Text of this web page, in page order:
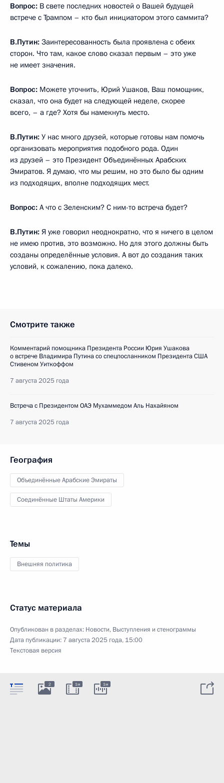
Вопрос: В свете последних новостей о Вашей будущей
встрече с Трампом – кто был инициатором этого саммита?
В.Путин: Заинтересованность была проявлена с обеих
сторон. Что там, какое слово сказал первым – это уже
не имеет значения.
Вопрос: Можете уточнить, Юрий Ушаков, Ваш помощник,
сказал, что она будет на следующей неделе, скорее
всего, – а где? Хотя бы намекнуть место.
В.Путин: У нас много друзей, которые готовы нам помочь
организовать мероприятия подобного рода. Один
из друзей – это Президент Объединённых Арабских
Эмиратов. Я думаю, что мы решим, но это было бы одним
из подходящих, вполне подходящих мест.
Вопрос: А что с Зеленским? С ним-то встреча будет?
В.Путин: Я уже говорил неоднократно, что я ничего в целом
не имею против, это возможно. Но для этого должны быть
созданы определённые условия. А вот до создания таких
условий, к сожалению, пока далеко.
Смотрите также
Комментарий помощника Президента России Юрия Ушакова
о встрече Владимира Путина со спецпосланником Президента США
Стивеном Уиткоффом
7 августа 2025 года
Встреча с Президентом ОАЭ Мухаммедом Аль Нахайяном
7 августа 2025 года
География
Объединённые Арабские Эмираты
Соединённые Штаты Америки
Темы
Внешняя политика
Статус материала
Опубликован в разделах: Новости, Выступления и стенограммы
Дата публикации: 7 августа 2025 года, 15:00
Текстовая версия
2 1м 1м